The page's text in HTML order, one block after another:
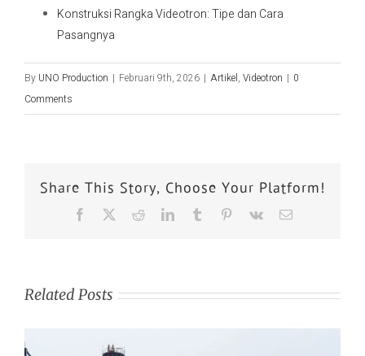
Konstruksi Rangka Videotron: Tipe dan Cara
Pasangnya
By UNO Production | Februari 9th, 2026 | Artikel, Videotron | 0
Comments
Share This Story, Choose Your Platform!
Related Posts